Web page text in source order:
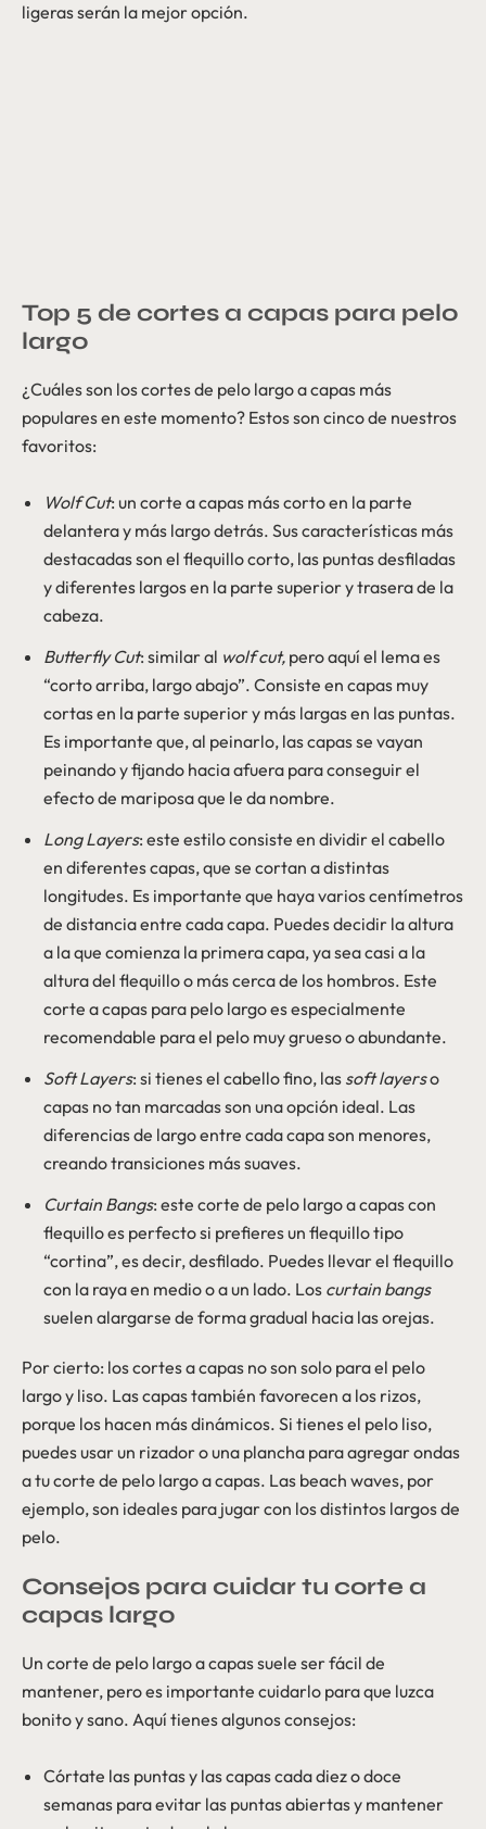
ligeras serán la mejor opción.
Top 5 de cortes a capas para pelo
largo
¿Cuáles son los cortes de pelo largo a capas más
populares en este momento? Estos son cinco de nuestros
favoritos:
Wolf Cut: un corte a capas más corto en la parte
delantera y más largo detrás. Sus características más
destacadas son el flequillo corto, las puntas desfiladas
y diferentes largos en la parte superior y trasera de la
cabeza.
Butterfly Cut: similar al wolf cut, pero aquí el lema es
“corto arriba, largo abajo”. Consiste en capas muy
cortas en la parte superior y más largas en las puntas.
Es importante que, al peinarlo, las capas se vayan
peinando y fijando hacia afuera para conseguir el
efecto de mariposa que le da nombre.
Long Layers: este estilo consiste en dividir el cabello
en diferentes capas, que se cortan a distintas
longitudes. Es importante que haya varios centímetros
de distancia entre cada capa. Puedes decidir la altura
a la que comienza la primera capa, ya sea casi a la
altura del flequillo o más cerca de los hombros. Este
corte a capas para pelo largo es especialmente
recomendable para el pelo muy grueso o abundante.
Soft Layers: si tienes el cabello fino, las soft layerso
capas no tan marcadas son una opción ideal. Las
diferencias de largo entre cada capa son menores,
creando transiciones más suaves.
Curtain Bangs: este corte de pelo largo a capas con
flequillo es perfecto si prefieres un flequillo tipo
“cortina”, es decir, desfilado. Puedes llevar el flequillo
con la raya en medio o a un lado. Los curtain bangs
suelen alargarse de forma gradual hacia las orejas.
Por cierto: los cortes a capas no son solo para el pelo
largo y liso. Las capas también favorecen a los rizos,
porque los hacen más dinámicos. Si tienes el pelo liso,
puedes usar un rizador o una plancha para agregar ondas
a tu corte de pelo largo a capas. Las beach waves, por
ejemplo, son ideales para jugar con los distintos largos de
pelo.
Consejos para cuidar tu corte a
capas largo
Un corte de pelo largo a capas suele ser fácil de
mantener, pero es importante cuidarlo para que luzca
bonito y sano. Aquí tienes algunos consejos:
Córtate las puntas y las capas cada diez o doce
semanas para evitar las puntas abiertas y mantener